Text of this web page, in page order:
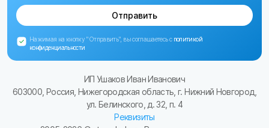
Отправить
Нажимая на кнопку "Отправить", вы соглашаетесь с политикой
конфиденциальности
ИП Ушаков Иван Иванович
603000, Россия, Нижегородская область, г. Нижний Новгород,
ул. Белинского, д. 32, п. 4
Реквизиты